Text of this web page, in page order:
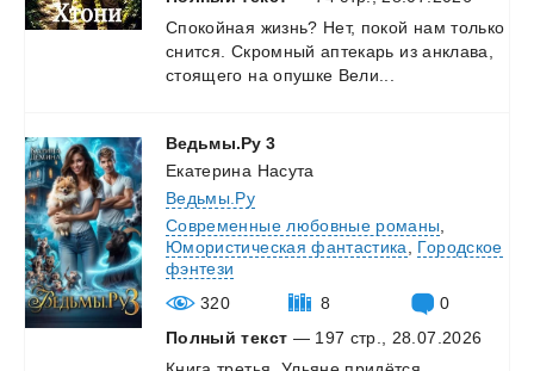
Спокойная жизнь? Нет, покой нам только
снится.
Скромный аптекарь из анклава,
стоящего на опушке Вели...
Ведьмы.Ру 3
Екатерина Насута
Ведьмы.Ру
Современные любовные романы
Юмористическая фантастика
Городское
фэнтези
320
8
0
Полный текст — 197 стр., 28.07.2026